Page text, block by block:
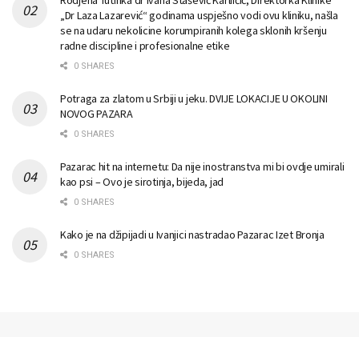
„Dr Laza Lazarević“ godinama uspješno vodi ovu kliniku, našla
se na udaru nekolicine korumpiranih kolega sklonih kršenju
radne discipline i profesionalne etike
0 SHARES
Potraga za zlatom u Srbiji u jeku. DVIJE LOKACIJE U OKOLINI
NOVOG PAZARA
0 SHARES
Pazarac hit na internetu: Da nije inostranstva mi bi ovdje umirali
kao psi – Ovo je sirotinja, bijeda, jad
0 SHARES
Kako je na džipijadi u Ivanjici nastradao Pazarac Izet Bronja
0 SHARES